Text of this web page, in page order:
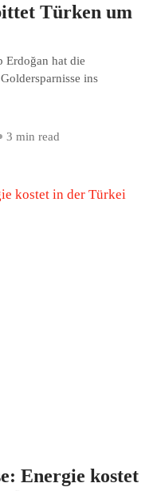
Türken um
Erdoğan hat die
ins
3 min read
Energie kostet